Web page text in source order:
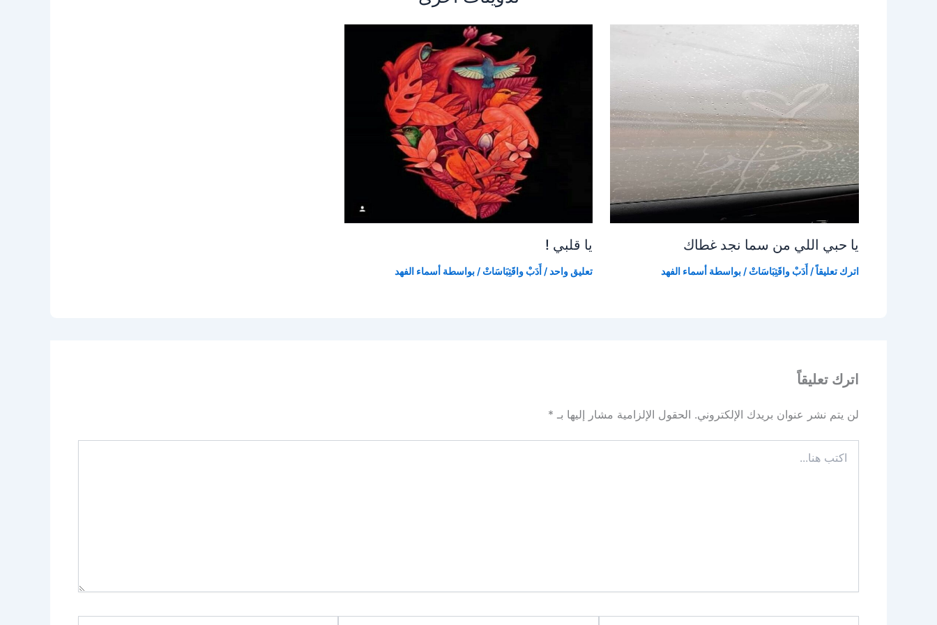
يا حبي اللي من سما نجد غطاك
اترك تعليقاً/ أَدَبْ واقَتِبَاسَاتْ / بواسطة أسماء الفهد
يا قلبي !
تعليق واحد/ أَدَبْ واقَتِبَاسَاتْ / بواسطة أسماء الفهد
اترك تعليقاً
لن يتم نشر عنوان بريدك الإلكتروني. الحقول الإلزامية مشار إليها بـ *
هنا...